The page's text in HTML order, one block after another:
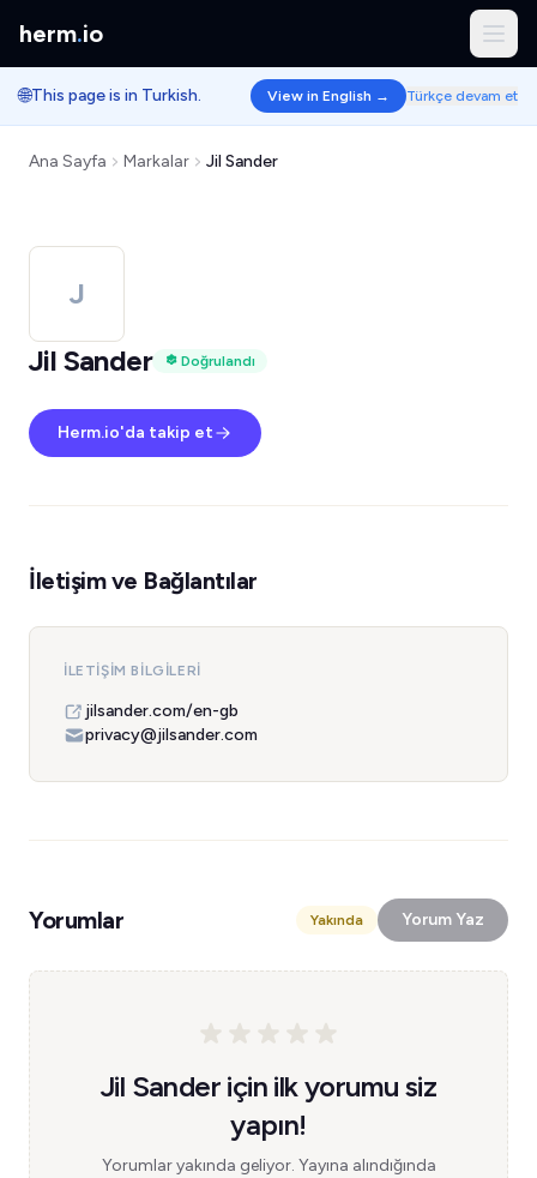
herm.io
🌐This page is in Turkish. View in English → Türkçe devam et
Ana Sayfa Markalar Jil Sander
J
Jil Sander
Doğrulandı
Herm.io'da takip et
İletişim ve Bağlantılar
İLETIŞIM BILGILERI
jilsander.com/en-gb
privacy@jilsander.com
Yorumlar Yakında Yorum Yaz
Jil Sander için ilk yorumu siz
yapın!
Yorumlar yakında geliyor. Yayına alındığında